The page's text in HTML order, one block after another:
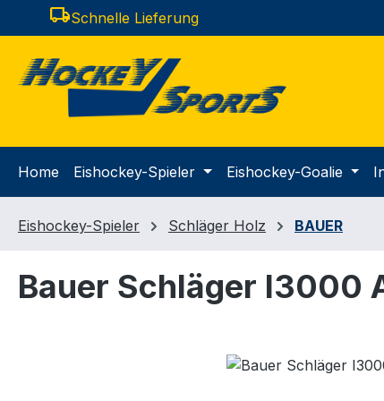
Hauptinhalt springen
Zur Suche springen
Zur Hauptnavigation springen
local_shippingSchnelle Lieferung
Home Eishockey-Spieler Eishockey-Goalie
Eishockey-Spieler Schläger Holz BAUER
Bauer Schläger I3000